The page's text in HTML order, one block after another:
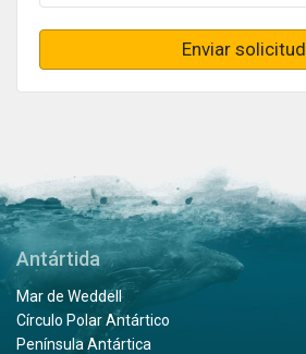
Enviar solicitud
Antártida
Mar de Weddell
Círculo Polar Antártico
Península Antártica